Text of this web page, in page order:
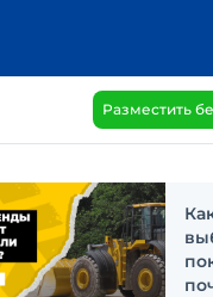
Разместить